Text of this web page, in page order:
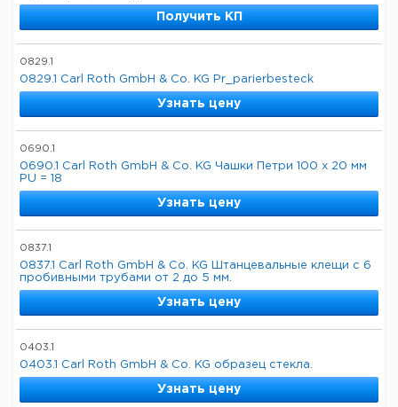
Получить КП
0829.1
0829.1 Carl Roth GmbH & Co. KG Pr_parierbesteck
Узнать цену
0690.1
0690.1 Carl Roth GmbH & Co. KG Чашки Петри 100 x 20 мм
PU = 18
Узнать цену
0837.1
0837.1 Carl Roth GmbH & Co. KG Штанцевальные клещи с 6
пробивными трубами от 2 до 5 мм.
Узнать цену
0403.1
0403.1 Carl Roth GmbH & Co. KG образец стекла.
Узнать цену